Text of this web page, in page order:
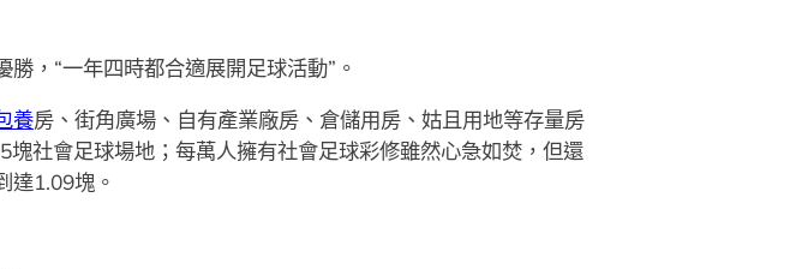
，“一年四時都合適展開足球活動”。
養房、街角廣場、自有產業廠房、倉儲用房、姑且用地等存量房
社會足球場地；每萬人擁有社會足球彩修雖然心急如焚，但還
達1.09塊。